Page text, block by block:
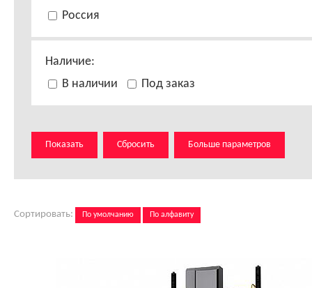
Россия
Наличие:
В наличии
Под заказ
Показать Сбросить Больше параметров
Сортировать: По умолчанию По алфавиту